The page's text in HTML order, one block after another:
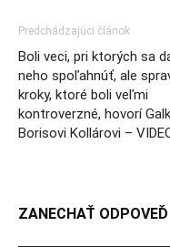
Predchádzajúci článok
Boli veci, pri ktorých sa
neho spoľahnúť, ale
kroky, ktoré boli veľmi
kontroverzné, hovorí
Borisovi Kollárovi –
ZANECHAŤ ODPOVEĎ